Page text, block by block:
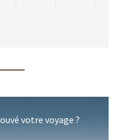
votre voyage ?